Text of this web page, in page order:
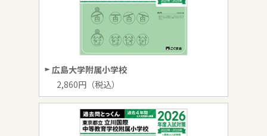
広島大学附属小学校
2,860円（税込）